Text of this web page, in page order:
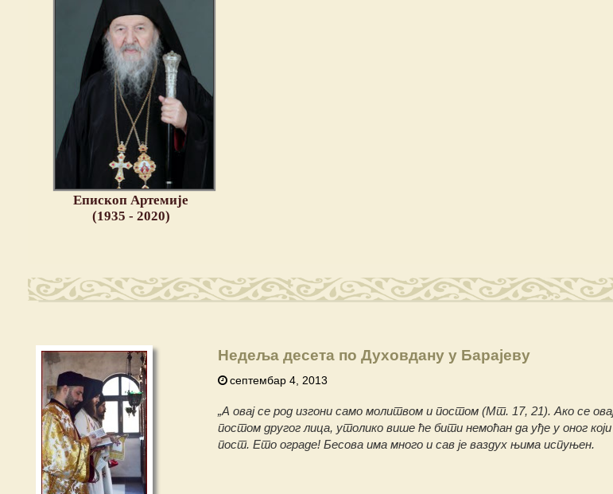
Епископ Артемије
(1935 - 2020)
Недеља десета по Духовдану у Барајеву
септембар 4, 2013
„А овај се род изгони само молитвом и постом (Мт. 17, 21). Ако се
постом другог лица, утолико више ће бити немоћан да уђе у оног
пост. Ето ограде! Бесова има много и сав је ваздух њима испуњен.